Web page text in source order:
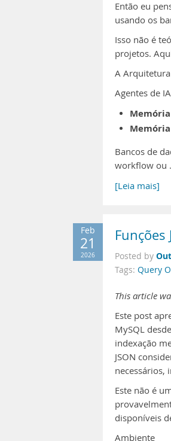
Então eu
usando os
Isso não é
projetos.
A Arquitetura
Agentes de
Bancos de
workflow ou
[Leia mais]
Feb
21
2026
Funções
Posted by
Tags: Query
This article
Este post
MySQL
indexação
JSON
necessários,
Este não é
disponíveis
Ambiente